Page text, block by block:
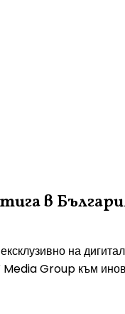
в
на
Group към